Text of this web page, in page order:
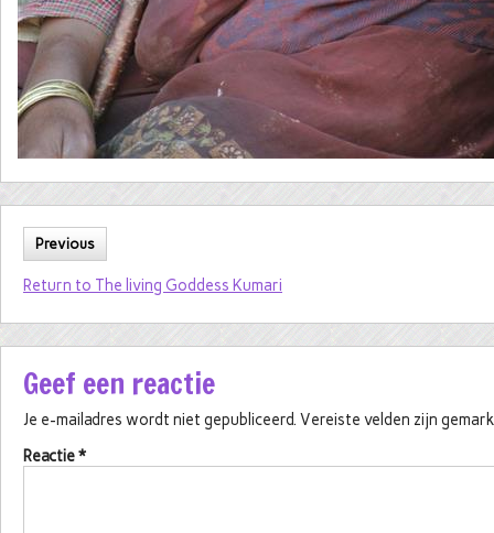
Previous
Return to The living Goddess Kumari
Geef een reactie
Je e-mailadres wordt niet gepubliceerd. Vereiste velden zijn
Reactie*